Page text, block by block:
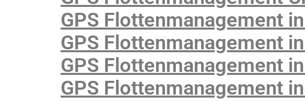
GPS Flottenmanagement
GPS Flottenmanagement
GPS Flottenmanagement
GPS Flottenmanagement